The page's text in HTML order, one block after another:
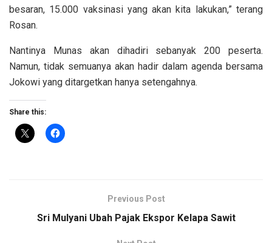
besaran, 15.000 vaksinasi yang akan kita lakukan,” terang
Rosan.
Nantinya Munas akan dihadiri sebanyak 200 peserta.
Namun, tidak semuanya akan hadir dalam agenda bersama
Jokowi yang ditargetkan hanya setengahnya.
Share this:
Previous Post
Sri Mulyani Ubah Pajak Ekspor Kelapa Sawit